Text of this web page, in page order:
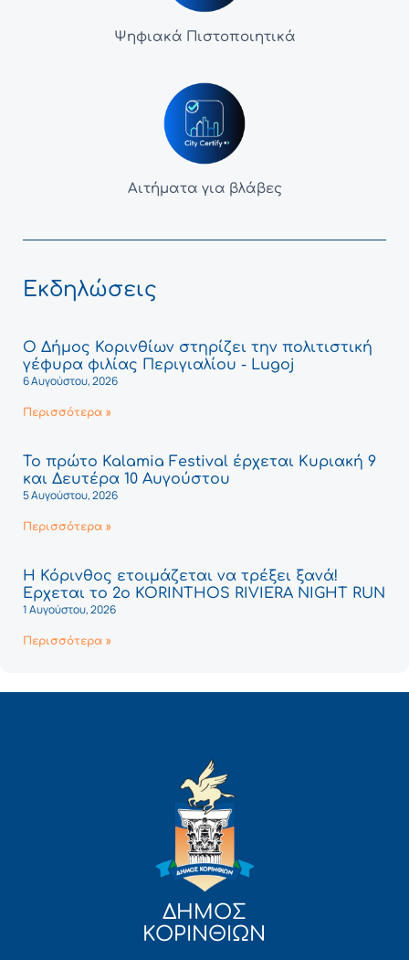
Ψηφιακά Πιστοποιητικά
Αιτήματα για βλάβες
Εκδηλώσεις
Ο Δήμος Κορινθίων στηρίζει την πολιτιστική
γέφυρα φιλίας Περιγιαλίου - Lugoj
6 Αυγούστου, 2026
Περισσότερα »
Το πρώτο Kalamia Festival έρχεται Κυριακή 9
και Δευτέρα 10 Αυγούστου
5 Αυγούστου, 2026
Περισσότερα »
Η Κόρινθος ετοιμάζεται να τρέξει ξανά!
Έρχεται το 2ο KORINTHOS RIVIERA NIGHT RUN
1 Αυγούστου, 2026
Περισσότερα »
ΔΗΜΟΣ
ΚΟΡΙΝΘΙΩΝ